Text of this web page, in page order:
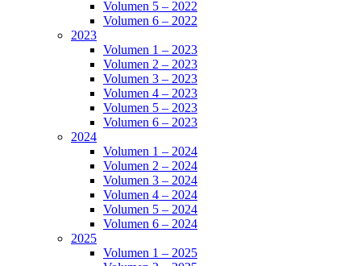
Volumen 5 – 2022
Volumen 6 – 2022
2023
Volumen 1 – 2023
Volumen 2 – 2023
Volumen 3 – 2023
Volumen 4 – 2023
Volumen 5 – 2023
Volumen 6 – 2023
2024
Volumen 1 – 2024
Volumen 2 – 2024
Volumen 3 – 2024
Volumen 4 – 2024
Volumen 5 – 2024
Volumen 6 – 2024
2025
Volumen 1 – 2025